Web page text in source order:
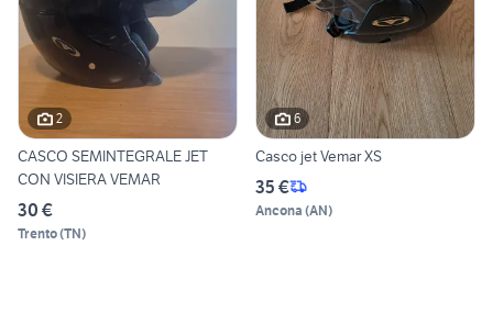
2
CASCO SEMINTEGRALE JET
CON VISIERA VEMAR
30 €
Trento(TN)
6
Casco jet Vemar XS
35 €
Ancona (AN)